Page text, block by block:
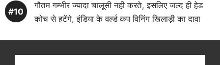
गौतम गम्भीर ज्यादा चालूसी नही करते, इसलिए जल्द ही हेड
कोच से हटेंगे, इंडिया के वर्ल्ड कप विनिंग खिलाड़ी का दावा